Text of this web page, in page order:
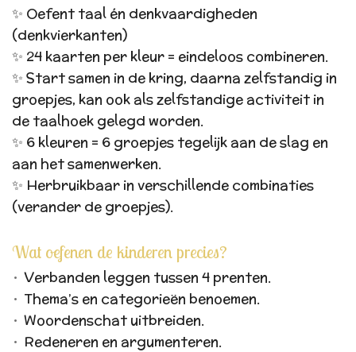
✨ Oefent taal én denkvaardigheden
(denkvierkanten)
✨ 24 kaarten per kleur = eindeloos combineren.
✨ Start samen in de kring, daarna zelfstandig in
groepjes, kan ook als zelfstandige activiteit in
de taalhoek gelegd worden.
✨ 6 kleuren = 6 groepjes tegelijk aan de slag en
aan het samenwerken.
✨ Herbruikbaar in verschillende combinaties
(verander de groepjes).
Wat oefenen de kinderen precies?
Verbanden leggen tussen 4 prenten.
Thema’s en categorieën benoemen.
Woordenschat uitbreiden.
Redeneren en argumenteren.